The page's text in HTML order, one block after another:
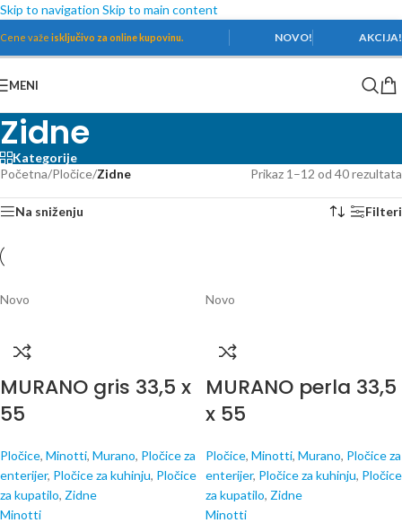
Skip to navigation Skip to main content
Cene važe isključivo za online kupovinu. NOVO! AKCIJA!
MENI
Zidne
Kategorije
Početna/Pločice/Zidne Prikaz 1–12 od 40 rezultata
Na sniženju Filteri
Novo
MURANO gris 33,5 x
55
Pločice, Minotti, Murano, Pločice za
enterijer, Pločice za kuhinju, Pločice
za kupatilo, Zidne
Minotti
Novo
MURANO perla 33,5
x 55
Pločice, Minotti, Murano, Pločice za
enterijer, Pločice za kuhinju, Pločice
za kupatilo, Zidne
Minotti